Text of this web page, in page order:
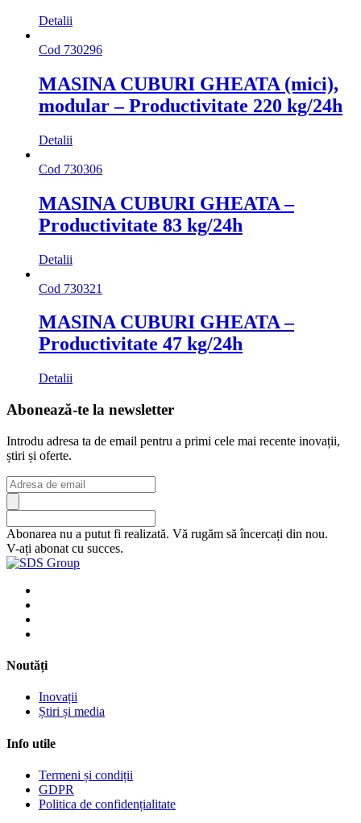
Detalii
Cod 730296
MASINA CUBURI GHEATA (mici),
modular – Productivitate 220 kg/24h
Detalii
Cod 730306
MASINA CUBURI GHEATA –
Productivitate 83 kg/24h
Detalii
Cod 730321
MASINA CUBURI GHEATA –
Productivitate 47 kg/24h
Detalii
Abonează-te la newsletter
Introdu adresa ta de email pentru a primi cele mai recente inovații,
știri și oferte.
Abonarea nu a putut fi realizată. Vă rugăm să încercați din nou.
V-ați abonat cu succes.
Noutăți
Inovații
Știri și media
Info utile
Termeni și condiții
GDPR
Politica de confidențialitate